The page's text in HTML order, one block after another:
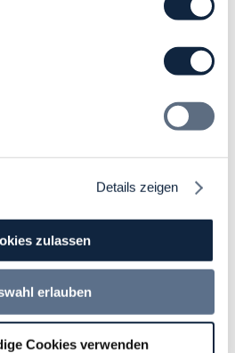
Details zeigen
zulassen
erlauben
Cookies verwenden
dass das Ersatzpersonal ein
24/EU).
nach dem Vertrag entweder
erbracht werden können.
Auftrag vorgesehenen
geboten ist. Es ist zwar
die Qualität des Personals
erheblichen Einfluss auf das
haben kann.